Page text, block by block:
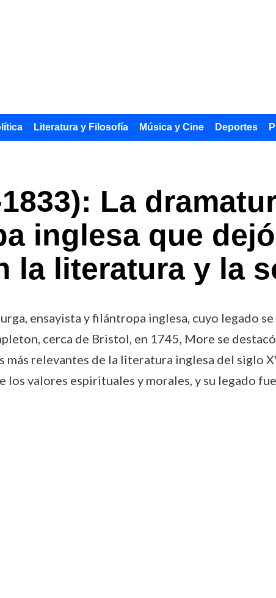
Literatura y Filosofía Música y Cine Deportes
La
inglesa que
la literatura y la
ensayista y filántropa inglesa, cuyo legado
cerca de Bristol, en 1745, More se
relevantes de la literatura inglesa del siglo
los valores espirituales y morales, y su legado